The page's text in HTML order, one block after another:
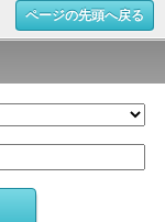
ページの先頭へ戻る